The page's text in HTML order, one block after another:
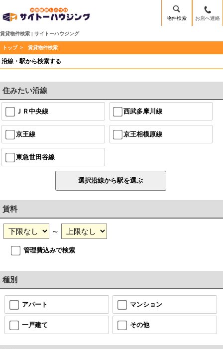
物件検索 お店へ連絡
賃貸物件検索 | サイトーハウジング
トップ > 賃貸物件検索
沿線・駅から検索する
住みたい沿線
ＪＲ中央線 西武多摩川線
京王線 京王相模原線
東急世田谷線
賃料
～
管理費込みで検索
種別
アパート マンション
一戸建て その他